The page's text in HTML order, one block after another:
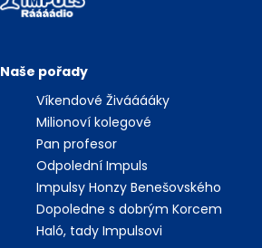
Naše pořady
Víkendové Živááááky
Milionoví kolegové
Pan profesor
Odpolední Impuls
Impulsy Honzy Benešovského
Dopoledne s dobrým Korcem
Haló, tady Impulsovi